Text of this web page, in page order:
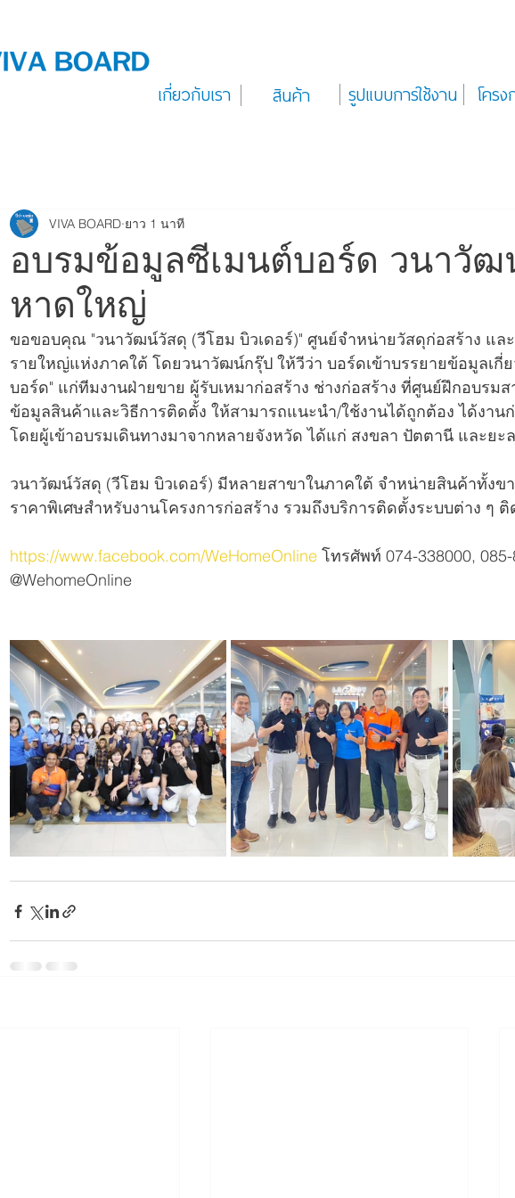
เกี่ยวกับเรา สินค้า รูปแบบการใช้งาน โคร
อบรมข้อมูลซีเมนต์บอร์ด วนาวัฒ
หาดใหญ่
VIVA BOARD ยาว 1 นาที
ขอขอบคุณ "วนาวัฒน์วัสดุ (วีโฮม บิวเดอร์)" ศูนย์จำหน่ายวัสดุก่อสร้าง แ
รายใหญ่แห่งภาคใต้ โดยวนาวัฒน์กรุ๊ป ให้วีว่า บอร์ดเข้าบรรยายข้อมูลเกี่
บอร์ด" แก่ทีมงานฝ่ายขาย ผู้รับเหมาก่อสร้าง ช่างก่อสร้าง ที่ศูนย์ฝึกอบรมส
ข้อมูลสินค้าและวิธีการติดตั้ง ให้สามารถแนะนำ/ใช้งานได้ถูกต้อง ได้งาน
โดยผู้เข้าอบรมเดินทางมาจากหลายจังหวัด ได้แก่ สงขลา ปัตตานี และยะ
วนาวัฒน์วัสดุ (วีโฮม บิวเดอร์) มีหลายสาขาในภาคใต้ จำหน่ายสินค้าทั้งข
ราคาพิเศษสำหรับงานโครงการก่อสร้าง รวมถึงบริการติดตั้งระบบต่าง ๆ
https://www.facebook.com/WeHomeOnline โทรศัพท์ 074-338000,
@WehomeOnline